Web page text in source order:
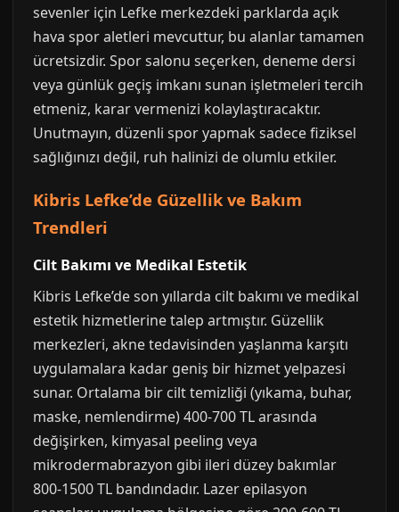
sevenler için Lefke merkezdeki parklarda açık
hava spor aletleri mevcuttur, bu alanlar tamamen
ücretsizdir. Spor salonu seçerken, deneme dersi
veya günlük geçiş imkanı sunan işletmeleri tercih
etmeniz, karar vermenizi kolaylaştıracaktır.
Unutmayın, düzenli spor yapmak sadece fiziksel
sağlığınızı değil, ruh halinizi de olumlu etkiler.
Kibris Lefke’de Güzellik ve Bakım
Trendleri
Cilt Bakımı ve Medikal Estetik
Kibris Lefke’de son yıllarda cilt bakımı ve medikal
estetik hizmetlerine talep artmıştır. Güzellik
merkezleri, akne tedavisinden yaşlanma karşıtı
uygulamalara kadar geniş bir hizmet yelpazesi
sunar. Ortalama bir cilt temizliği (yıkama, buhar,
maske, nemlendirme) 400-700 TL arasında
değişirken, kimyasal peeling veya
mikrodermabrazyon gibi ileri düzey bakımlar
800-1500 TL bandındadır. Lazer epilasyon